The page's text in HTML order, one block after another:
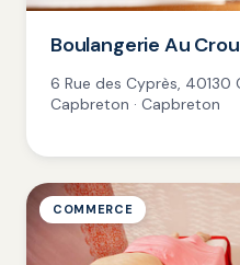
Boulangerie Au
6 Rue des Cyprès,
Capbreton · Capbreton
COMMERCE